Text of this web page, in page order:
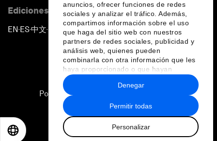
anuncios, ofrecer funciones de redes
sociales y analizar el tráfico. Además,
compartimos información sobre el uso
que haga del sitio web con nuestros
partners de redes sociales, publicidad y
análisis web, quienes pueden
combinarla con otra información que les
haya proporcionado o que hayan
recopilado a partir del uso que haya
hecho de sus servicios.
Permitir todas
Personalizar
Denegar
Ediciones en otros idiomas
EN ▪ ES▪中文▪ 日本語
Política de privacidad y normas de uso
2026 Foro Económico Mundial